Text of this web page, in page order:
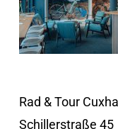
Rad & Tour
Schillerstraße 45